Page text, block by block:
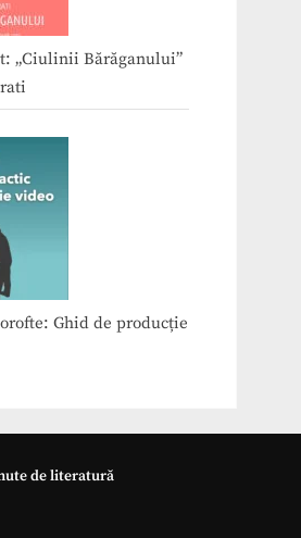
„Ciulinii Bărăganului”
Ghid de producție
de literatură